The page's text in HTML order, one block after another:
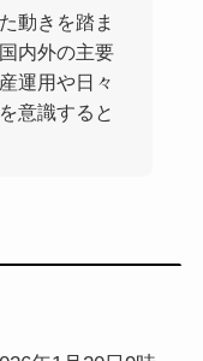
動きを踏ま
内外の主要
運用や日々
意識すると